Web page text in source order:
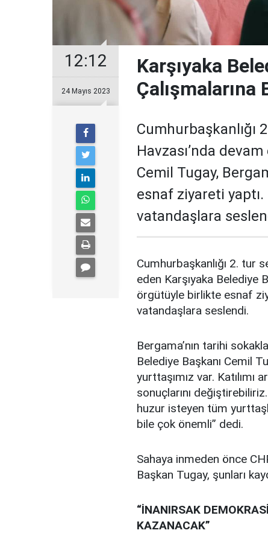
12:12
24 Mayıs 2023
Karşıyaka
Çalışmalarına
Cumhurbaşkanlığı
Havzası’nda
Cemil Tugay,
esnaf ziyareti
vatandaşlara
Cumhurbaşkanlığı 2. tur
eden Karşıyaka Belediye
örgütüyle birlikte esnaf
vatandaşlara seslendi.
Bergama’nın tarihi
Belediye Başkanı Cemil
yurttaşımız var. Katılımı
sonuçlarını değiştirebiliriz.
huzur isteyen tüm
bile çok önemli” dedi.
Sahaya inmeden önce
Başkan Tugay, şunları
“İNANIRSAK
KAZANACAK”